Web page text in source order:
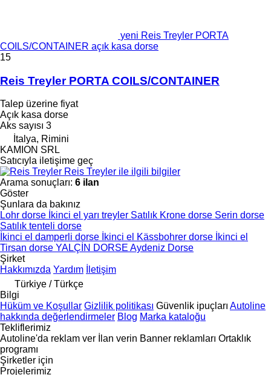
yeni Reis Treyler PORTA
COILS/CONTAINER açık kasa dorse
15
Reis Treyler PORTA COILS/CONTAINER
Talep üzerine fiyat
Açık kasa dorse
Aks sayısı 3
İtalya, Rimini
KAMION SRL
Satıcıyla iletişime geç
Reis Treyler ile ilgili bilgiler
Arama sonuçları: 6 ilan
Göster
Şunlara da bakınız
Lohr dorse İkinci el yarı treyler Satılık Krone dorse Serin dorse
Satılık tenteli dorse
İkinci el damperli dorse İkinci el Kässbohrer dorse İkinci el
Tirsan dorse YALÇİN DORSE Aydeniz Dorse
Şirket
Hakkımızda Yardım
İletişim
Türkiye / Türkçe
Bilgi
Hüküm ve Koşullar Gizlilik politikası Güvenlik ipuçları Autoline
hakkında değerlendirmeler Blog Marka kataloğu
Tekliflerimiz
Autoline'da reklam ver
İlan verin Banner reklamları Ortaklık
programı
Şirketler için
Projelerimiz